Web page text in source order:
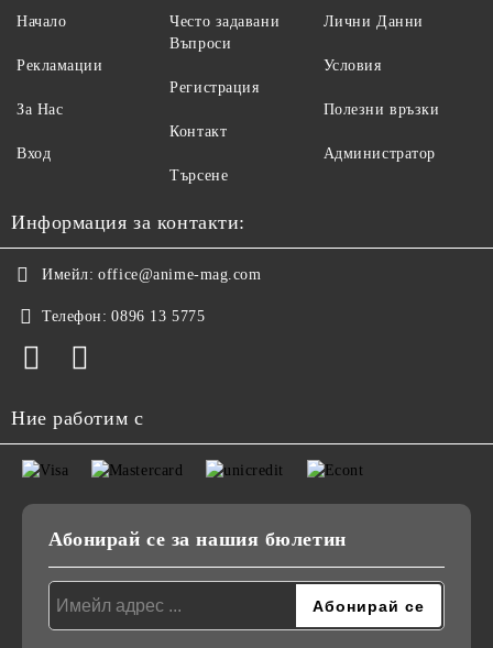
Начало
Рекламации
За Нас
Вход
Често задавани
Въпроси
Регистрация
Контакт
Търсене
Лични Данни
Условия
Полезни връзки
Администратор
Информация за контакти:
Имейл: office@anime-mag.com
Телефон: 0896 13 5775
Ние работим с
Абонирай се за нашия бюлетин